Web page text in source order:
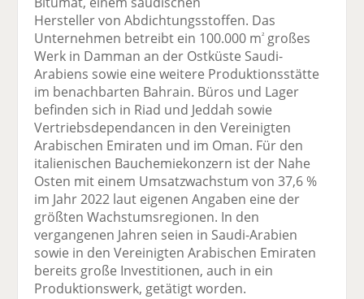
ac
e
b
o
o
k
te
il
e
n
er
n
n
e
di
n
te
e
n
m
l
er
se
e
n
e
Hersteller von Abdichtungsstoffen. Das
Unternehmen betreibt ein 100.000 m² großes
Werk in Damman an der Ostküste Saudi-
Arabiens sowie eine weitere Produktionsstätte
im benachbarten Bahrain. Büros und Lager
befinden sich in Riad und Jeddah sowie
Vertriebsdependancen in den Vereinigten
Arabischen Emiraten und im Oman. Für den
italienischen Bauchemiekonzern ist der Nahe
Osten mit einem Umsatzwachstum von 37,6 %
im Jahr 2022 laut eigenen Angaben eine der
größten Wachstumsregionen. In den
vergangenen Jahren seien in Saudi-Arabien
sowie in den Vereinigten Arabischen Emiraten
bereits große Investitionen, auch in ein
Produktionswerk, getätigt worden.